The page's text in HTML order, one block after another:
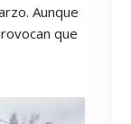
Aunque
que